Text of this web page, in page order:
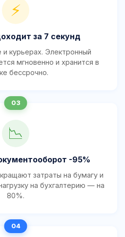
⚡
за 7 секунд
и курьерах. Электронный
мгновенно и хранится в
бессрочно.
📉
-95%
затраты на бумагу и
на бухгалтерию — на
80%.